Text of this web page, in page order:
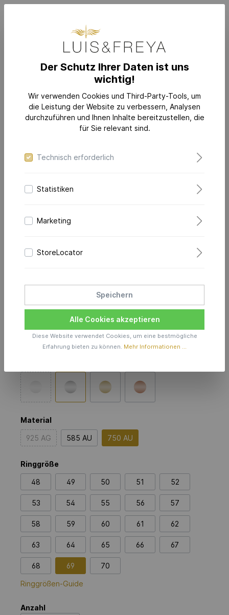
KATEGORIEN Ringe
Modern Waves Ring 10.0
Preis anfragen
Produktionszeit inkl. Lieferzeit 6 Wochen
Material
925 AG 585 AU 750 AU
Ringgröße
48 49 50 51 52
53 54 55 56 57
58 59 60 61 62
63 64 65 66 67
68 69 70
Ringgrößen-Guide
Anzahl
Der Schutz Ihrer Daten ist uns
wichtig!
Wir verwenden Cookies und Third-Party-Tools, um
die Leistung der Website zu verbessern, Analysen
durchzuführen und Ihnen Inhalte bereitzustellen, die
für Sie relevant sind.
Technisch erforderlich
Statistiken
Marketing
StoreLocator
Speichern
Alle Cookies akzeptieren
Diese Website verwendet Cookies, um eine bestmögliche
Erfahrung bieten zu können. Mehr Informationen ...